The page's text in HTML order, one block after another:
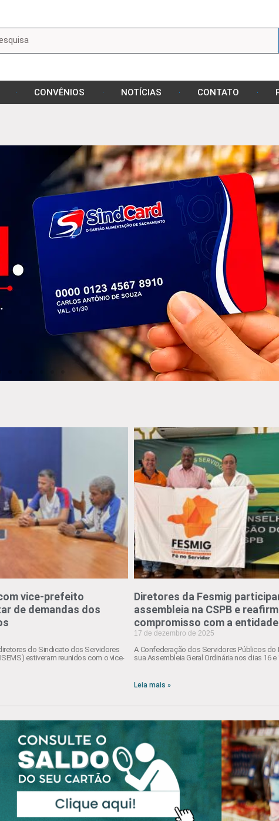
CONVÊNIOS NOTÍCIAS CONTATO
vice-prefeito
de demandas dos
do Sindicato dos Servidores
estiveram reunidos com o vice-
Diretores da Fesmig
assembleia na CSPB e
compromisso com a entidade
17 de dezembro de 2025
A Confederação dos Servidores Públicos do
sua Assembleia Geral Ordinária nos dias 16
Leia mais »